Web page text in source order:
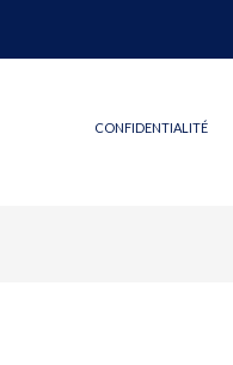
CONFIDENTIALITÉ